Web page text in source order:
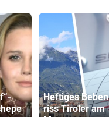
Heftiges Beben
riss Tiroler am